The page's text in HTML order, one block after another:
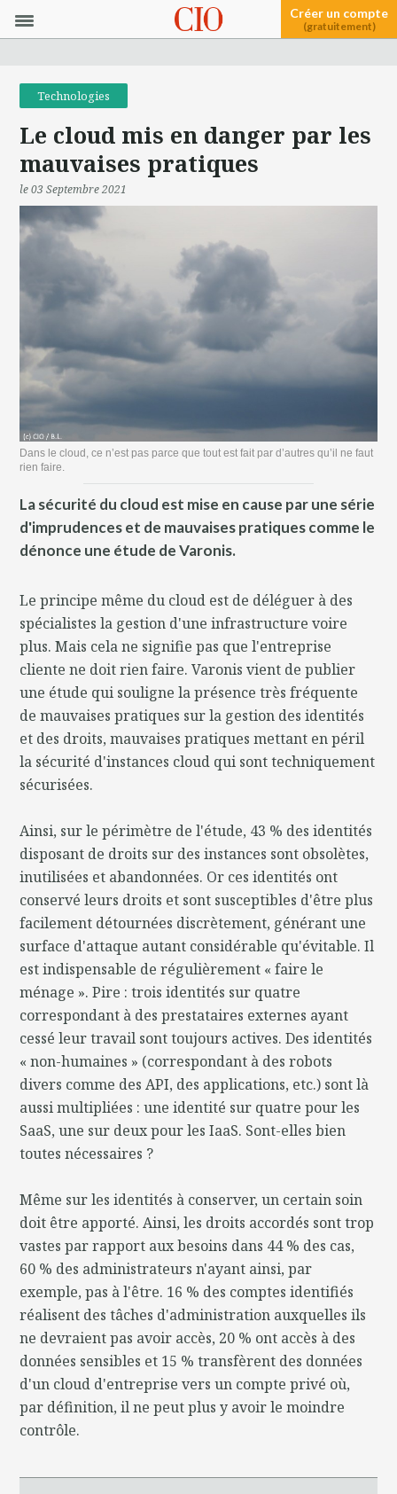
Créer un compte
(gratuitement)
Technologies
Le cloud mis en danger par les
mauvaises pratiques
le 03 Septembre 2021
Dans le cloud, ce n’est pas parce que tout est fait par d’autres qu’il ne faut
rien faire.
La sécurité du cloud est mise en cause par une série
d'imprudences et de mauvaises pratiques comme le
dénonce une étude de Varonis.
Le principe même du cloud est de déléguer à des
spécialistes la gestion d'une infrastructure voire
plus. Mais cela ne signifie pas que l'entreprise
cliente ne doit rien faire. Varonis vient de publier
une étude qui souligne la présence très fréquente
de mauvaises pratiques sur la gestion des identités
et des droits, mauvaises pratiques mettant en péril
la sécurité d'instances cloud qui sont techniquement
sécurisées.
Ainsi, sur le périmètre de l'étude, 43 % des identités
disposant de droits sur des instances sont obsolètes,
inutilisées et abandonnées. Or ces identités ont
conservé leurs droits et sont susceptibles d'être plus
facilement détournées discrètement, générant une
surface d'attaque autant considérable qu'évitable. Il
est indispensable de régulièrement « faire le
ménage ». Pire : trois identités sur quatre
correspondant à des prestataires externes ayant
cessé leur travail sont toujours actives. Des identités
« non-humaines » (correspondant à des robots
divers comme des API, des applications, etc.) sont là
aussi multipliées : une identité sur quatre pour les
SaaS, une sur deux pour les IaaS. Sont-elles bien
toutes nécessaires ?
Même sur les identités à conserver, un certain soin
doit être apporté. Ainsi, les droits accordés sont trop
vastes par rapport aux besoins dans 44 % des cas,
60 % des administrateurs n'ayant ainsi, par
exemple, pas à l'être. 16 % des comptes identifiés
réalisent des tâches d'administration auxquelles ils
ne devraient pas avoir accès, 20 % ont accès à des
données sensibles et 15 % transfèrent des données
d'un cloud d'entreprise vers un compte privé où,
par définition, il ne peut plus y avoir le moindre
contrôle.